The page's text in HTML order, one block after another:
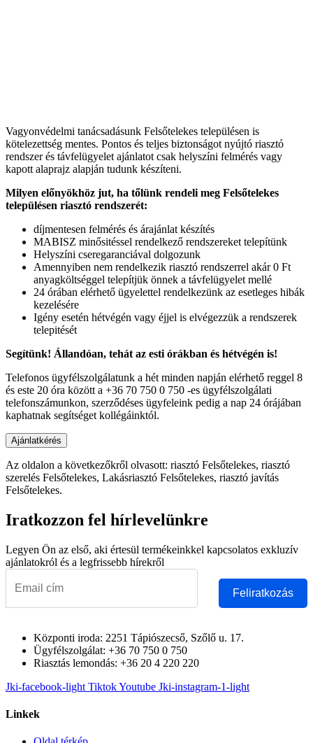
Vagyonvédelmi tanácsadásunk Felsőtelekes településen is
kötelezettség mentes. Pontos és teljes biztonságot nyújtó riasztó
rendszer és távfelügyelet ajánlatot csak helyszíni felmérés vagy
kapott alaprajz alapján tudunk készíteni.
Milyen előnyökhöz jut, ha tőlünk rendeli meg Felsőtelekes
településen riasztó rendszerét:
díjmentesen felmérés és árajánlat készítés
MABISZ minősitéssel rendelkező rendszereket telepítünk
Helyszíni cseregaranciával dolgozunk
Amennyiben nem rendelkezik riasztó rendszerrel akár 0 Ft
anyagköltséggel telepítjük önnek a távfelügyelet mellé
24 órában elérhető ügyelettel rendelkezünk az esetleges hibák
kezelésére
Igény esetén hétvégén vagy éjjel is elvégezzük a rendszerek
telepitését
Segítünk! Állandóan, tehát az esti órákban és hétvégén is!
Telefonos ügyfélszolgálatunk a hét minden napján elérhető reggel 8
és este 20 óra között a +36 70 750 0 750 -es ügyfélszolgálati
telefonszámunkon, szerződéses ügyfeleink pedig a nap 24 órájában
kaphatnak segítséget kollégáinktól.
Az oldalon a következőkről olvasott: riasztó Felsőtelekes, riasztó
szerelés Felsőtelekes, Lakásriasztó Felsőtelekes, riasztó javítás
Felsőtelekes.
Iratkozzon fel hírlevelünkre
Legyen Ön az első, aki értesül termékeinkkel kapcsolatos exkluzív
ajánlatokról és a legfrissebb hírekről
Feliratkozás
Központi iroda: 2251 Tápiószecső, Szőlő u. 17.
Ügyfélszolgálat: +36 70 750 0 750
Riasztás lemondás: +36 20 4 220 220
Jki-facebook-light TiktokYoutube Jki-instagram-1-light
Linkek